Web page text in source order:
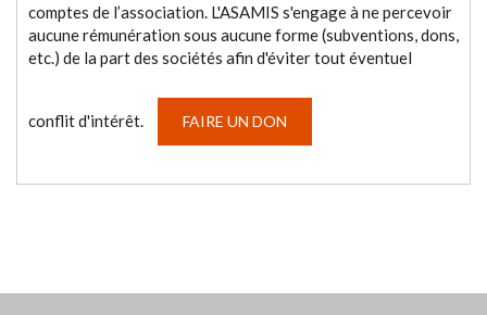
comptes de l’association. L'ASAMIS s'engage à ne percevoir
aucune rémunération sous aucune forme (subventions, dons,
etc.) de la part des sociétés afin d'éviter tout éventuel
conflit d'intérêt. FAIRE UN DON